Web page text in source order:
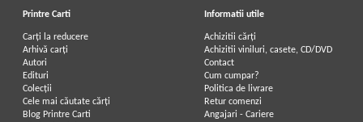
Printre Carti
Carți la reducere
Arhivă carți
Autori
Edituri
Colecții
Cele mai căutate cărți
Blog Printre Carti
Informatii utile
Achizitii cărți
Achizitii viniluri, casete, CD/DVD
Contact
Cum cumpar?
Politica de livrare
Retur comenzi
Angajari - Cariere